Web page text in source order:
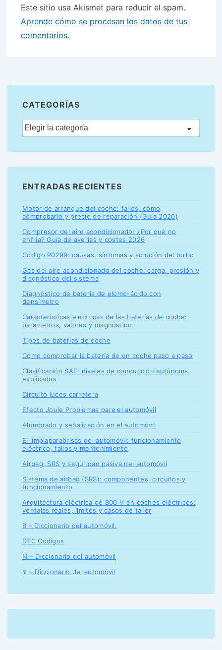
Este sitio usa Akismet para reducir el spam.
Aprende cómo se procesan los datos de tus
comentarios.
CATEGORÍAS
ENTRADAS RECIENTES
Motor de arranque del coche: fallos, cómo
comprobarlo y precio de reparación (Guía 2026)
Compresor del aire acondicionado: ¿Por qué no
enfría? Guía de averías y costes 2026
Código P0299: causas, síntomas y solución del turbo
Gas del aire acondicionado del coche: carga, presión y
diagnóstico del sistema
Diagnóstico de batería de plomo-ácido con
densímetro
Características eléctricas de las baterías de coche:
parámetros, valores y diagnóstico
Tipos de baterías de coche
Cómo comprobar la batería de un coche paso a paso
Clasificación SAE: niveles de conducción autónoma
explicados
Circuito luces carretera
Efecto Joule Problemas para el automóvil
Alumbrado y señalización en el automóvil
El limpiaparabrisas del automóvil: funcionamiento
eléctrico, fallos y mantenimiento
Airbag, SRS y seguridad pasiva del automóvil
Sistema de airbag (SRS): componentes, circuitos y
funcionamiento
Arquitectura eléctrica de 800 V en coches eléctricos:
ventajas reales, límites y casos de taller
B – Diccionario del automóvil.
DTC Códigos
Ñ – Diccionario del automóvil
Y – Diccionario del automóvil